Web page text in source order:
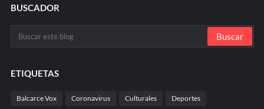
BUSCADOR
ETIQUETAS
Balcarce Vox Coronavirus Culturales Deportes